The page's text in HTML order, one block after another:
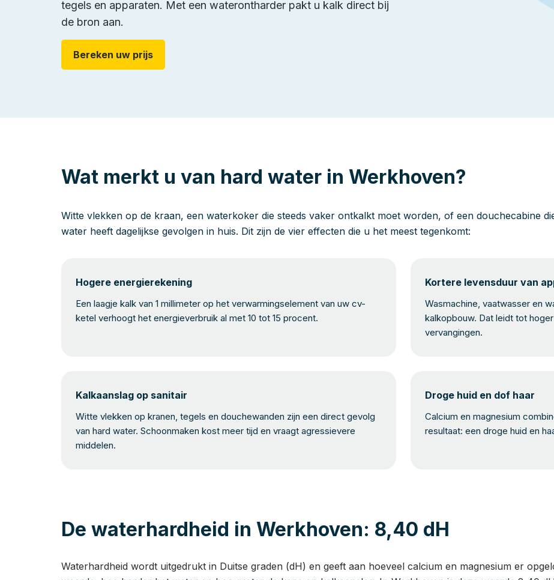
tegels en apparaten. Met een waterontharder pakt u kalk direct bij
de bron aan.
Bereken uw prijs
Wat merkt u van hard water in Werkhoven?
Witte vlekken op de kraan, een waterkoker die steeds vaker ontkalkt moet worden, of een douchecabine
water heeft dagelijkse gevolgen in huis. Dit zijn de vier effecten die u het meest tegenkomt:
Hogere energierekening
Een laagje kalk van 1 millimeter op het verwarmingselement van uw cv-
ketel verhoogt het energieverbruik al met 10 tot 15 procent.
Kortere levensduur van
Wasmachine, vaatwasser en
kalkopbouw. Dat leidt tot
vervangingen.
Kalkaanslag op sanitair
Witte vlekken op kranen, tegels en douchewanden zijn een direct gevolg
van hard water. Schoonmaken kost meer tijd en vraagt agressievere
middelen.
Droge huid en dof haar
Calcium en magnesium
resultaat: een droge huid en
De waterhardheid in Werkhoven: 8,40 dH
Waterhardheid wordt uitgedrukt in Duitse graden (dH) en geeft aan hoeveel calcium en magnesium er